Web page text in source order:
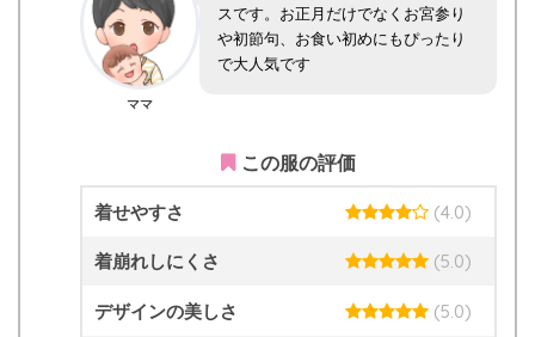
ママ
スです。お正月だけでなくお宮参り
や初節句、お食い初めにもぴったり
で大人気です
この服の評価
着せやすさ (4.0)
着崩れしにくさ (5.0)
デザインの美しさ (5.0)